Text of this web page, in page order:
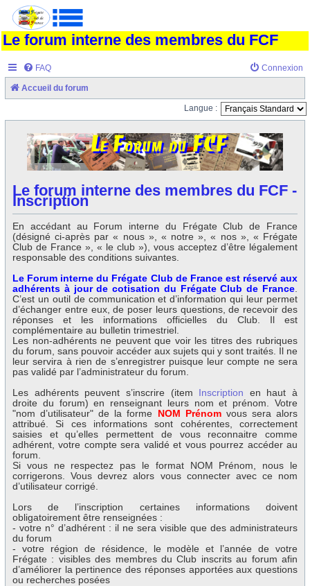
Le forum interne des membres du FCF
FAQ Connexion
Accueil du forum
Langue :
Le forum interne des membres du FCF -
Inscription
En accédant au Forum interne du Frégate Club de France
(désigné ci-après par « nous », « notre », « nos », « Frégate
Club de France », « le club »), vous acceptez d’être légalement
responsable des conditions suivantes.
Le Forum interne du Frégate Club de France est réservé aux
adhérents à jour de cotisation du Frégate Club de France
C’est un outil de communication et d’information qui leur permet
d’échanger entre eux, de poser leurs questions, de recevoir des
réponses et les informations officielles du Club. Il est
complémentaire au bulletin trimestriel.
Les non-adhérents ne peuvent que voir les titres des rubriques
du forum, sans pouvoir accéder aux sujets qui y sont traités. Il ne
leur servira à rien de s’enregistrer puisque leur compte ne sera
pas validé par l’administrateur du forum.
Les adhérents peuvent s’inscrire (item Inscription en haut à
droite du forum) en renseignant leurs nom et prénom. Votre
"nom d’utilisateur" de la forme NOM Prénomvous sera alors
attribué. Si ces informations sont cohérentes, correctement
saisies et qu’elles permettent de vous reconnaitre comme
adhérent, votre compte sera validé et vous pourrez accéder au
forum.
Si vous ne respectez pas le format NOM Prénom, nous le
corrigerons. Vous devrez alors vous connecter avec ce nom
d’utilisateur corrigé.
Lors de l’inscription certaines informations doivent
obligatoirement être renseignées :
- votre n° d’adhérent : il ne sera visible que des administrateurs
du forum
- votre région de résidence, le modèle et l’année de votre
Frégate : visibles des membres du Club inscrits au forum afin
d’améliorer la pertinence des réponses apportées aux questions
ou recherches posées